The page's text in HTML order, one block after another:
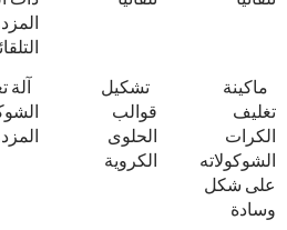
ماكينة
تغليف
الكرات
الشوكولاته
على شكل
وسادة
تشكيل
قوالب
الحلوى
الكروية
آلة